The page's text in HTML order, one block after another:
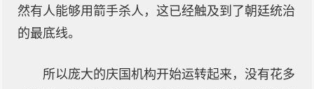
然有人能够用箭手杀人，这已经触及到了朝廷统治
的最底线。
所以庞大的庆国机构开始运转起来，没有花多